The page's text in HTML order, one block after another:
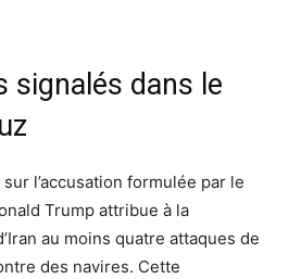
signalés dans le
l’accusation formulée par le
Trump attribue à la
au moins quatre attaques de
des navires. Cette